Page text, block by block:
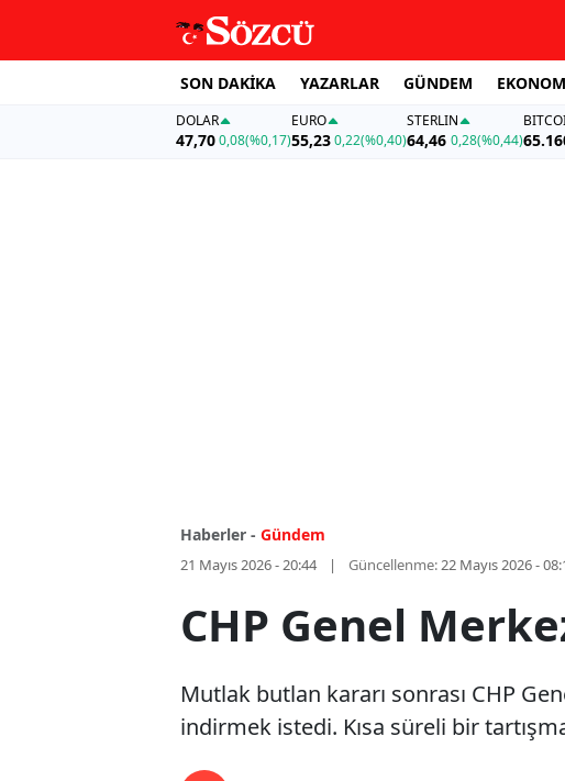
SON DAKİKA YAZARLAR GÜNDEM
DOLAR
47,700,08(%0,17)
EURO
55,23 0,22(%0,40)
STERLIN
64,46 0,28(%0,44)
Haberler - Gündem
21 Mayıs 2026 - 20:44 Güncellenme:22 Mayıs 2026 -
CHP Genel
Mutlak butlan kararı sonrası CHP
indirmek istedi. Kısa süreli bir